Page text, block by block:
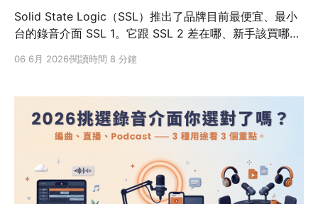
Solid State Logic（SSL）推出了品牌目前最便宜、最小
台的錄音介面 SSL 1。它跟 SSL 2 差在哪、新手該買哪
支麥上 SSL 2 一句話：一支麥 + 一把吉他 / 合成器、想
麥 → 上 SSL 2。 👉 看完整規格與入手：SSL 1 SSL
1（新）SSL 2 MkIISSL 2+ MkII 麥克風前級122 第二輸入
樂器 / Line麥 / 樂器 / Line麥
06 6月 2026閱讀時間 8 分鐘